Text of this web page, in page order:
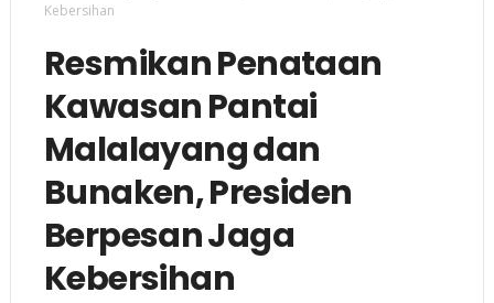
Kebersihan
Resmikan Penataan
Kawasan Pantai
Malalayang dan
Bunaken, Presiden
Berpesan Jaga
Kebersihan